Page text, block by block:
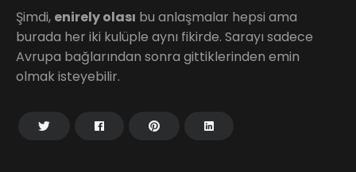
Şimdi, enirely olası bu anlaşmalar hepsi ama
burada her iki kulüple aynı fikirde. Sarayı sadece
Avrupa bağlarından sonra gittiklerinden emin
olmak isteyebilir.